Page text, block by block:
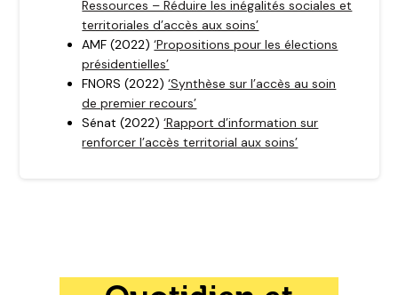
Ressources – Réduire les inégalités sociales et
territoriales d’accès aux soins’
AMF (2022)‘Propositions pour les élections
présidentielles’
FNORS (2022)‘Synthèse sur l’accès au soin
de premier recours’
Sénat (2022)‘Rapport d’information sur
renforcer l’accès territorial aux soins’